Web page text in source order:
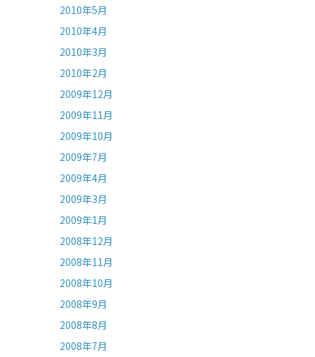
2010年5月
2010年4月
2010年3月
2010年2月
2009年12月
2009年11月
2009年10月
2009年7月
2009年4月
2009年3月
2009年1月
2008年12月
2008年11月
2008年10月
2008年9月
2008年8月
2008年7月